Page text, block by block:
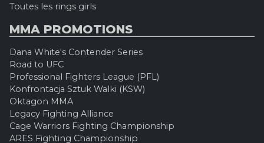
Toutes les rings girls
MMA PROMOTIONS
Dana White's Contender Series
Road to UFC
Professional Fighters League (PFL)
Konfrontacja Sztuk Walki (KSW)
Oktagon MMA
Legacy Fighting Alliance
Cage Warriors Fighting Championship
ARES Fighting Championship